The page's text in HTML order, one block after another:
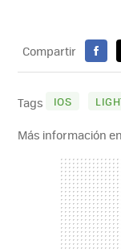
Compartir
Tags IOS
Más información